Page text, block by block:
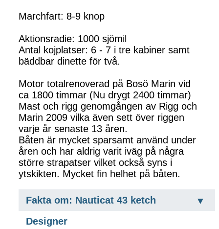
Marchfart: 8-9 knop
Aktionsradie: 1000 sjömil
Antal kojplatser: 6 - 7 i tre kabiner samt
bäddbar dinette för två.
Motor totalrenoverad på Bosö Marin vid
ca 1800 timmar (Nu drygt 2400 timmar)
Mast och rigg genomgången av Rigg och
Marin 2009 vilka även sett över riggen
varje år senaste 13 åren.
Båten är mycket sparsamt använd under
åren och har aldrig varit iväg på några
större strapatser vilket också syns i
ytskikten. Mycket fin helhet på båten.
Fakta om: Nauticat 43 ketch
Designer